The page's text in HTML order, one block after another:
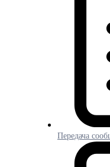
Передача